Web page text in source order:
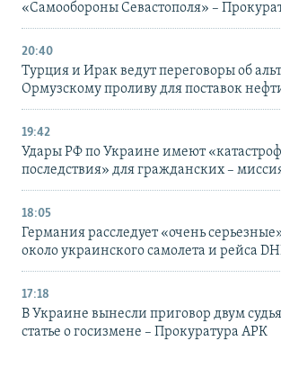
«Самообороны Севастополя» –
20:40
Турция и Ирак ведут переговоры об
Ормузскому проливу для поставок
19:42
Удары РФ по Украине имеют
последствия» для гражданских –
18:05
Германия расследует «очень
около украинского самолета и рейса
17:18
В Украине вынесли приговор двум
статье о госизмене – Прокуратура АРК